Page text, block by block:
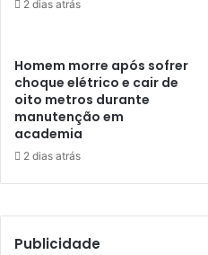
2 dias atrás
Homem morre após sofrer
choque elétrico e cair de
oito metros durante
manutenção em
academia
2 dias atrás
Publicidade